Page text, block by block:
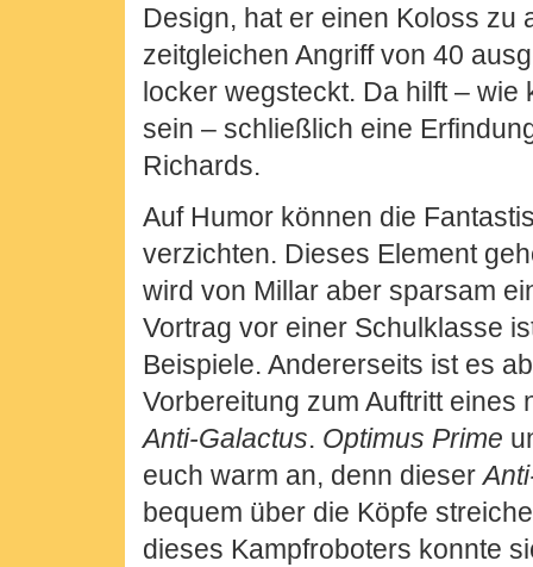
Design, hat er einen Koloss zu
zeitgleichen Angriff von 40
locker wegsteckt. Da hilft – wie
sein – schließlich eine
Richards.
Auf Humor können die
verzichten. Dieses Element
wird von Millar aber sparsam
Vortrag vor einer Schulklasse
Beispiele. Andererseits ist es
Vorbereitung zum Auftritt eines
Anti-Galactus. Optimus Prime
euch warm an, denn dieser
bequem über die Köpfe
dieses Kampfroboters konnte